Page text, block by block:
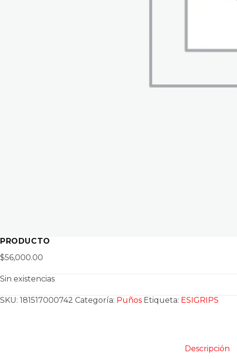
PRODUCTO
$56,000.00
Sin existencias
SKU: 181517000742 Categoría: Puños Etiqueta: ESIGRIPS
Descripción